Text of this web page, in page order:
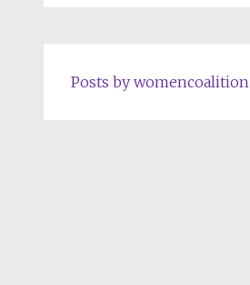
Posts by womencoalition